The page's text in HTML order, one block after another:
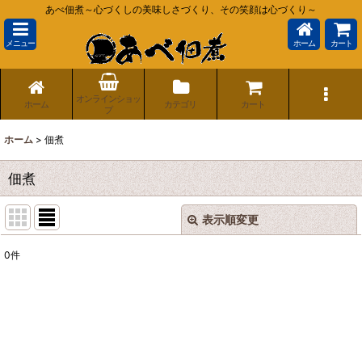
あべ佃煮～心づくしの美味しさづくり、その笑顔は心づくり～
メニュー ホーム カート
ホーム
オンラインショッ
プ
カテゴリ カート
ホーム > 佃煮
佃煮
表示順変更 閉じる
0件